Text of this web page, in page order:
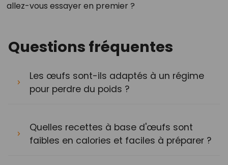
allez-vous essayer en premier ?
Questions fréquentes
Les œufs sont-ils adaptés à un régime
pour perdre du poids ?
Quelles recettes à base d'œufs sont
faibles en calories et faciles à préparer ?